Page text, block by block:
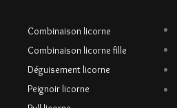
Combinaison licorne
Combinaison licorne fille
Déguisement licorne
Peignoir licorne